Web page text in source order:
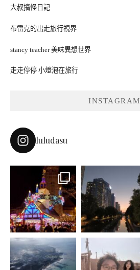
大叔搞怪日記
布雷克的出走旅行視界
stancy teacher 美味異想世界
走走停停 小燈泡在旅行
INSTAGRAM
luludasu